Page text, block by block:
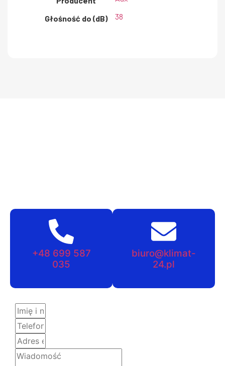
Głośność do (dB) 38
+48 699 587
035
biuro@klimat-
24.pl